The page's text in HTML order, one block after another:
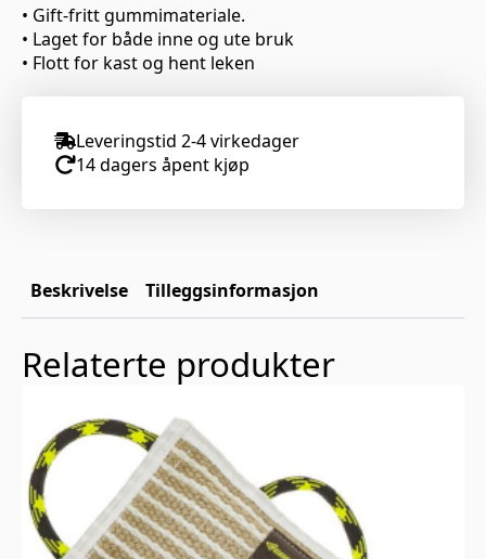
• Gift-fritt gummimateriale.
• Laget for både inne og ute bruk
• Flott for kast og hent leken
Leveringstid 2-4 virkedager
14 dagers åpent kjøp
Beskrivelse Tilleggsinformasjon
Relaterte produkter